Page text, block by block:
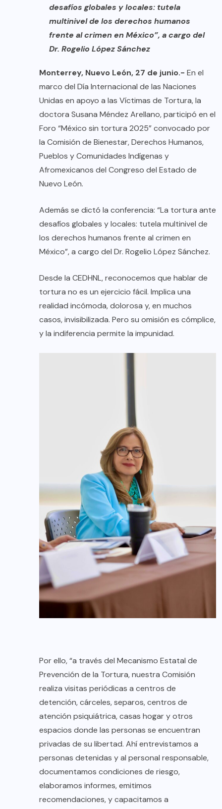
desafíos globales y locales: tutela
multinivel de los derechos humanos
frente al crimen en México”, a cargo del
Dr. Rogelio López Sánchez
Monterrey, Nuevo León, 27 de junio.- En el
marco del Día Internacional de las Naciones
Unidas en apoyo a las Víctimas de Tortura, la
doctora Susana Méndez Arellano, participó en el
Foro “México sin tortura 2025” convocado por
la Comisión de Bienestar, Derechos Humanos,
Pueblos y Comunidades Indígenas y
Afromexicanos del Congreso del Estado de
Nuevo León.
Además se dictó la conferencia: “La tortura ante
desafíos globales y locales: tutela multinivel de
los derechos humanos frente al crimen en
México”, a cargo del Dr. Rogelio López Sánchez.
Desde la CEDHNL, reconocemos que hablar de
tortura no es un ejercicio fácil. Implica una
realidad incómoda, dolorosa y, en muchos
casos, invisibilizada. Pero su omisión es cómplice,
y la indiferencia permite la impunidad.
Por ello, “a través del Mecanismo Estatal de
Prevención de la Tortura, nuestra Comisión
realiza visitas periódicas a centros de
detención, cárceles, separos, centros de
atención psiquiátrica, casas hogar y otros
espacios donde las personas se encuentran
privadas de su libertad. Ahí entrevistamos a
personas detenidas y al personal responsable,
documentamos condiciones de riesgo,
elaboramos informes, emitimos
recomendaciones, y capacitamos a